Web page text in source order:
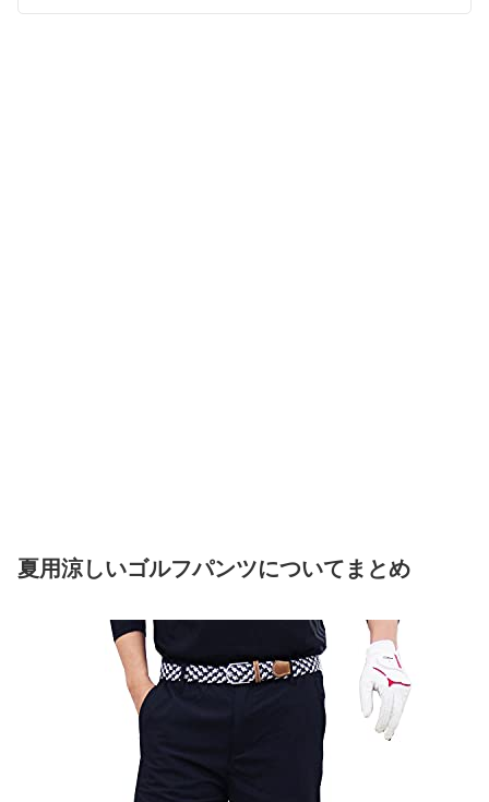
夏用涼しいゴルフパンツについてまとめ